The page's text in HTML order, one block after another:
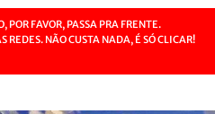
POR FAVOR, PASSA PRA FRENTE.
REDES. NÃO CUSTA NADA, É SÓ CLICAR!